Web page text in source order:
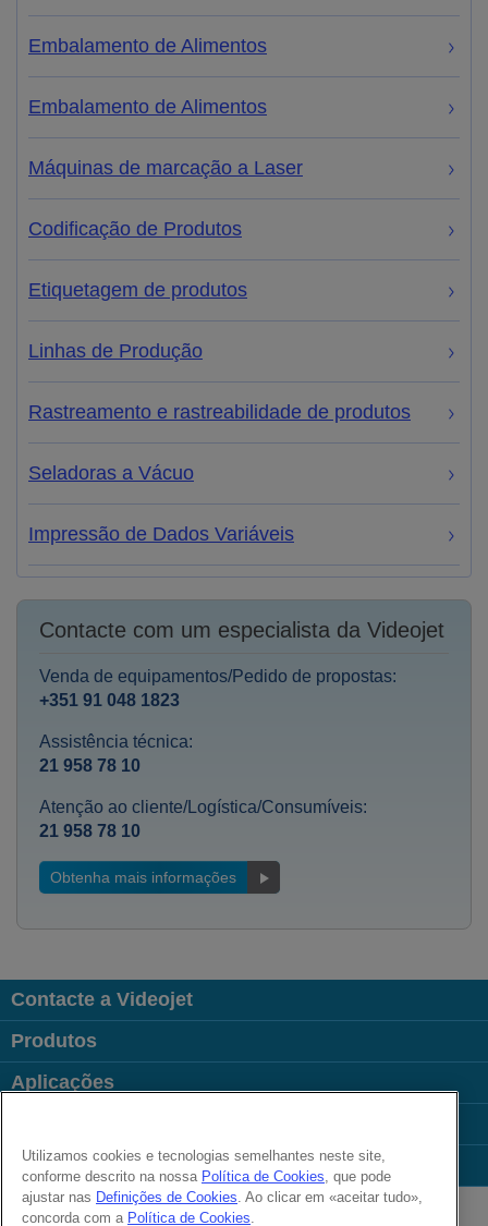
Embalamento de Alimentos
Embalamento de Alimentos
Máquinas de marcação a Laser
Codificação de Produtos
Etiquetagem de produtos
Linhas de Produção
Rastreamento e rastreabilidade de produtos
Seladoras a Vácuo
Impressão de Dados Variáveis
Contacte com um especialista da Videojet
Venda de equipamentos/Pedido de propostas:
+351 91 048 1823
Assistência técnica:
21 958 78 10
Atenção ao cliente/Logística/Consumíveis:
21 958 78 10
Obtenha mais informações
Contacte a Videojet
Produtos
Aplicações
Links úteis
Follow us on:
Utilizamos cookies e tecnologias semelhantes neste site,
conforme descrito na nossa Política de Cookies, que pode
ajustar nas Definições de Cookies. Ao clicar em «aceitar tudo»,
concorda com a Política de Cookies.